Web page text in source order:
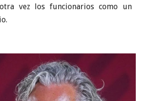
vez los funcionarios como un